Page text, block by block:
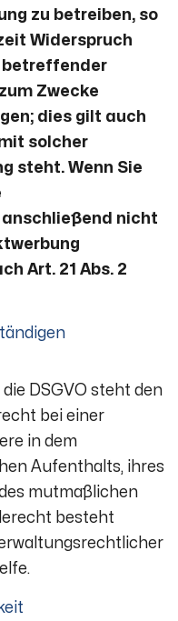
zu betreiben, so
Widerspruch
betreffender
Zwecke
dies gilt auch
solcher
steht. Wenn Sie
anschließend nicht
Art. 21 Abs. 2
die DSGVO steht den
bei einer
in dem
Aufenthalts, ihres
mutmaßlichen
besteht